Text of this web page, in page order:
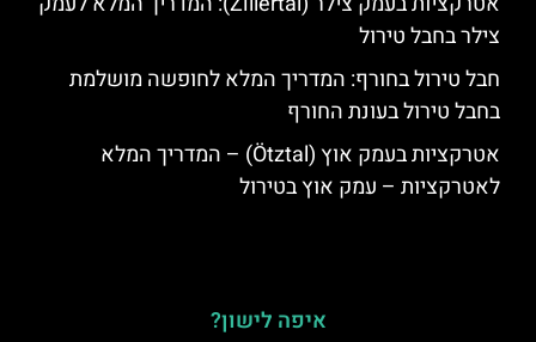
צילר בחבל טירול
חבל טירול בחורף: המדריך המלא לחופשה מושלמת
בחבל טירול בעונת החורף
אטרקציות בעמק אוץ (Ötztal) – המדריך המלא
לאטרקציות – עמק אוץ בטירול
איפה לישון?